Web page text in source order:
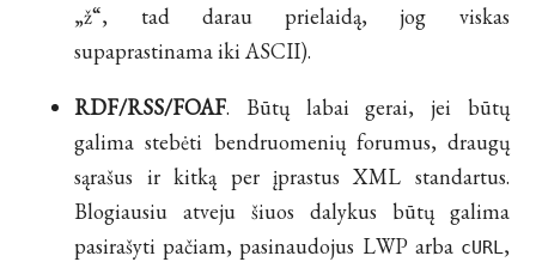
„ž“, tad darau prielaidą, jog viskas
supaprastinama iki ASCII).
RDF/RSS/FOAF. Būtų labai gerai, jei būtų
galima stebėti bendruomenių forumus, draugų
sąrašus ir kitką per įprastus XML standartus.
Blogiausiu atveju šiuos dalykus būtų galima
pasirašyti pačiam, pasinaudojus LWP arba cURL,